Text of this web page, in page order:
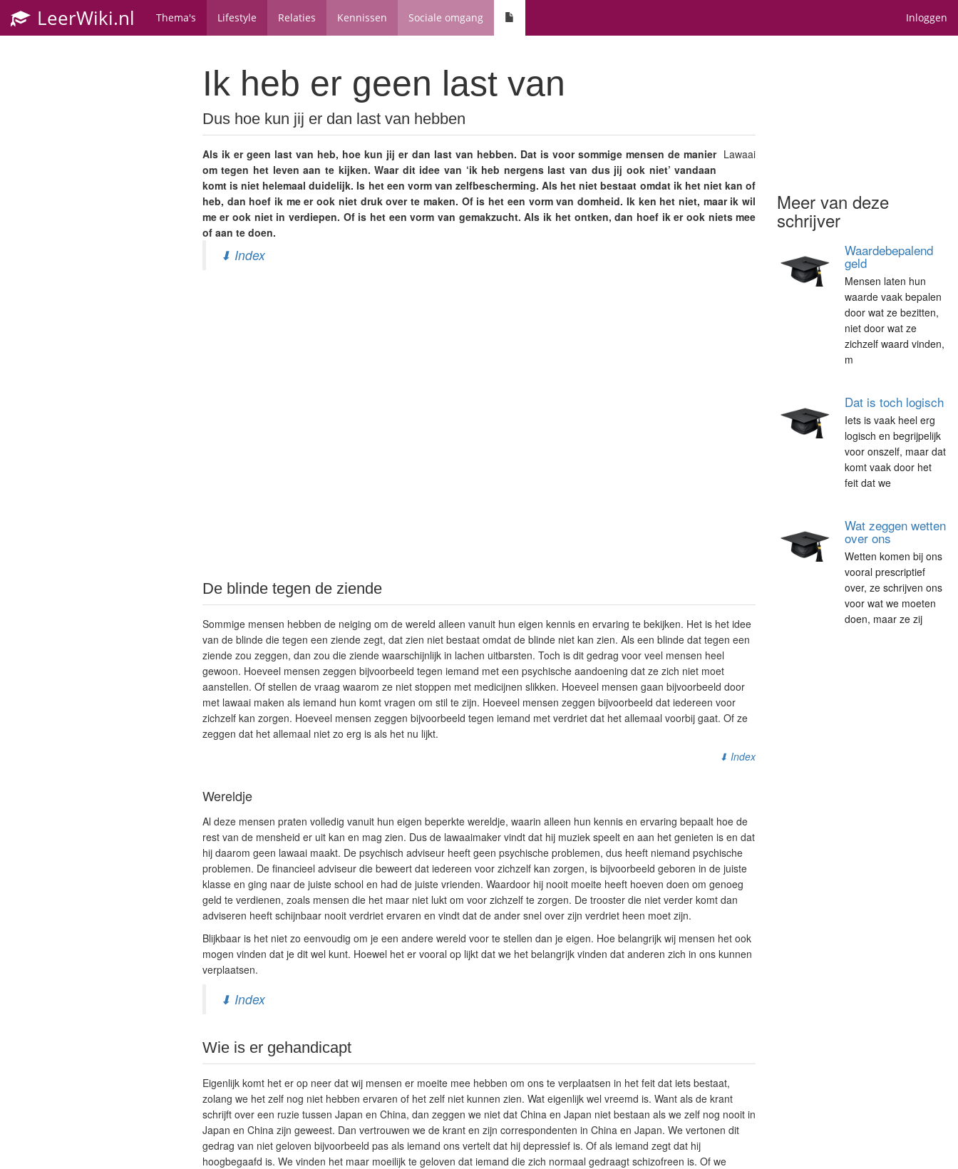
LeerWiki.nl Thema's Lifestyle Relaties Kennissen Sociale omgang Inloggen
Ik heb er geen last van
Dus hoe kun jij er dan last van hebben
Lawaai
Als ik er geen last van heb, hoe kun jij er dan last van hebben. Dat is voor sommige mensen de manier
om tegen het leven aan te kijken. Waar dit idee van ‘ik heb nergens last van dus jij ook niet’ vandaan
komt is niet helemaal duidelijk. Is het een vorm van zelfbescherming. Als het niet bestaat omdat ik het niet kan of
heb, dan hoef ik me er ook niet druk over te maken. Of is het een vorm van domheid. Ik ken het niet, maar ik wil
me er ook niet in verdiepen. Of is het een vorm van gemakzucht. Als ik het ontken, dan hoef ik er ook niets mee
of aan te doen.
⬇ Index
De blinde tegen de ziende
Sommige mensen hebben de neiging om de wereld alleen vanuit hun eigen kennis en ervaring te bekijken. Het is het idee
van de blinde die tegen een ziende zegt, dat zien niet bestaat omdat de blinde niet kan zien. Als een blinde dat tegen een
ziende zou zeggen, dan zou die ziende waarschijnlijk in lachen uitbarsten. Toch is dit gedrag voor veel mensen heel
gewoon. Hoeveel mensen zeggen bijvoorbeeld tegen iemand met een psychische aandoening dat ze zich niet moet
aanstellen. Of stellen de vraag waarom ze niet stoppen met medicijnen slikken. Hoeveel mensen gaan bijvoorbeeld door
met lawaai maken als iemand hun komt vragen om stil te zijn. Hoeveel mensen zeggen bijvoorbeeld dat iedereen voor
zichzelf kan zorgen. Hoeveel mensen zeggen bijvoorbeeld tegen iemand met verdriet dat het allemaal voorbij gaat. Of ze
zeggen dat het allemaal niet zo erg is als het nu lijkt.
⬇ Index
Wereldje
Al deze mensen praten volledig vanuit hun eigen beperkte wereldje, waarin alleen hun kennis en ervaring bepaalt hoe de
rest van de mensheid er uit kan en mag zien. Dus de lawaaimaker vindt dat hij muziek speelt en aan het genieten is en dat
hij daarom geen lawaai maakt. De psychisch adviseur heeft geen psychische problemen, dus heeft niemand psychische
problemen. De financieel adviseur die beweert dat iedereen voor zichzelf kan zorgen, is bijvoorbeeld geboren in de juiste
klasse en ging naar de juiste school en had de juiste vrienden. Waardoor hij nooit moeite heeft hoeven doen om genoeg
geld te verdienen, zoals mensen die het maar niet lukt om voor zichzelf te zorgen. De trooster die niet verder komt dan
adviseren heeft schijnbaar nooit verdriet ervaren en vindt dat de ander snel over zijn verdriet heen moet zijn.
Blijkbaar is het niet zo eenvoudig om je een andere wereld voor te stellen dan je eigen. Hoe belangrijk wij mensen het ook
mogen vinden dat je dit wel kunt. Hoewel het er vooral op lijkt dat we het belangrijk vinden dat anderen zich in ons kunnen
verplaatsen.
⬇ Index
Wie is er gehandicapt
Eigenlijk komt het er op neer dat wij mensen er moeite mee hebben om ons te verplaatsen in het feit dat iets bestaat,
zolang we het zelf nog niet hebben ervaren of het zelf niet kunnen zien. Wat eigenlijk wel vreemd is. Want als de krant
schrijft over een ruzie tussen Japan en China, dan zeggen we niet dat China en Japan niet bestaan als we zelf nog nooit in
Japan en China zijn geweest. Dan vertrouwen we de krant en zijn correspondenten in China en Japan. We vertonen dit
gedrag van niet geloven bijvoorbeeld pas als iemand ons vertelt dat hij depressief is. Of als iemand zegt dat hij
hoogbegaafd is. We vinden het maar moeilijk te geloven dat iemand die zich normaal gedraagt schizofreen is. Of we
Meer van deze
schrijver
Waardebepalend
geld
Mensen laten hun
waarde vaak bepalen
door wat ze bezitten,
niet door wat ze
zichzelf waard vinden,
m
Dat is toch logisch
Iets is vaak heel erg
logisch en begrijpelijk
voor onszelf, maar dat
komt vaak door het
feit dat we
Wat zeggen wetten
over ons
Wetten komen bij ons
vooral prescriptief
over, ze schrijven ons
voor wat we moeten
doen, maar ze zij